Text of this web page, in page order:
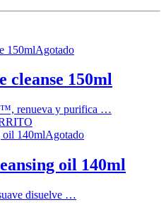
Agotado
cleanse 150ml
renueva y purifica …
Agotado
oil 140ml
disuelve …